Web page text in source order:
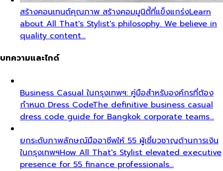
สร้างคอนเทนต์คุณภาพ สร้างคอมมูนิตี้ที่แข็งแกร่งLearn
about All That's Stylist's philosophy. We believe in
quality content…
บทความและไกด์
Business Casual ในกรุงเทพฯ: คู่มือสำหรับองค์กรที่ต้อง
กำหนด Dress CodeThe definitive business casual
dress code guide for Bangkok corporate teams…
ยกระดับภาพลักษณ์มืออาชีพให้ 55 ผู้เชี่ยวชาญด้านการเงิน
ในกรุงเทพฯHow All That's Stylist elevated executive
presence for 55 finance professionals…